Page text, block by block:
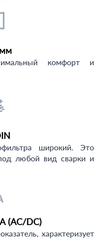
комфорт и
широкий. Это
любой вид сварки и
(AC/DC)
характеризует